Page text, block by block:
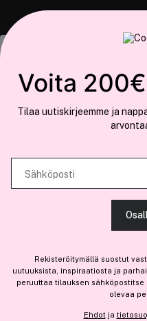
Tämä sivusto
Käytämme evästeitä
räätälöimiseen, sosiaalisen
käytät sivustoamme.
Meistä
Jos haluat henkilökohtaista
Voita
Tilaa uutiskirjeemme ja
Sähköposti
Rekisteröitymällä suostut
uutuuksista, inspiraatiosta ja
peruuttaa tilauksen
olevaa
Ehdotja